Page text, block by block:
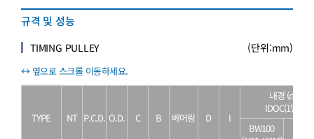
규격 및 성능
TIMING PULLEY (단위:mm)
TYPE NT P.C.D. O.D. C B 베어링 D I
내경 (d)
IDOC(1열)
BW100